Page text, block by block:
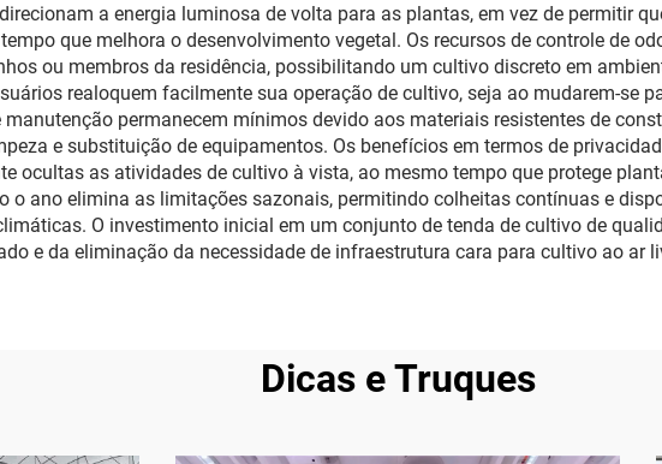
a energia luminosa de volta para as plantas, em vez de permitir
que melhora o desenvolvimento vegetal. Os recursos de controle de
ou membros da residência, possibilitando um cultivo discreto em
realoquem facilmente sua operação de cultivo, seja ao mudarem-se
permanecem mínimos devido aos materiais resistentes de
e substituição de equipamentos. Os benefícios em termos de
ocultas as atividades de cultivo à vista, ao mesmo tempo que protege
o ano elimina as limitações sazonais, permitindo colheitas contínuas e
O investimento inicial em um conjunto de tenda de cultivo de
e da eliminação da necessidade de infraestrutura cara para cultivo ao ar
Dicas e Truques